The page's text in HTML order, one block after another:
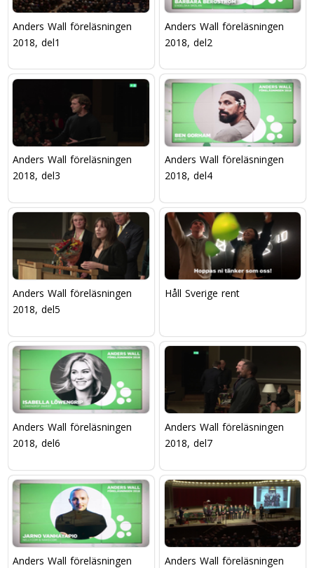
Anders Wall föreläsningen
2018, del1
Anders Wall föreläsningen
2018, del2
Anders Wall föreläsningen
2018, del3
Anders Wall föreläsningen
2018, del4
Anders Wall föreläsningen
2018, del5
Håll Sverige rent
Anders Wall föreläsningen
2018, del6
Anders Wall föreläsningen
2018, del7
Anders Wall föreläsningen
Anders Wall föreläsningen